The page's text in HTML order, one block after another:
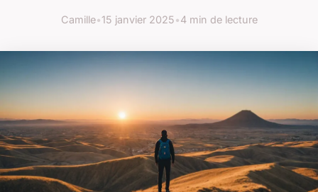
Camille•15 janvier 2025•4 min de lecture